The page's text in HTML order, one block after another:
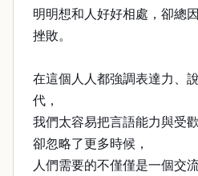
明明想和人好好相處，卻總
挫敗。
在這個人人都強調表達力、
代，
我們太容易把言語能力與受
卻忽略了更多時候，
人們需要的不僅僅是一個交